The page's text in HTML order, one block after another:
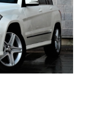
T.U.C.GROUP